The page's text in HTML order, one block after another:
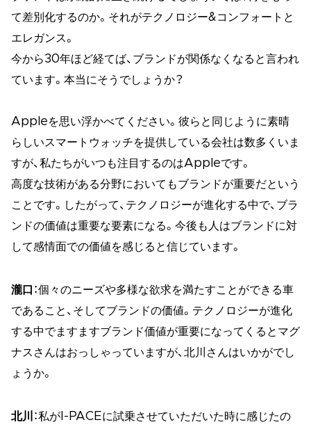
て差別化するのか。それがテクノロジー&コンフォートと
エレガンス。
今から30年ほど経てば、ブランドが関係なくなると言われ
ています。本当にそうでしょうか？
Appleを思い浮かべてください。彼らと同じように素晴
らしいスマートウォッチを提供している会社は数多くいま
すが、私たちがいつも注目するのはAppleです。
高度な技術がある分野においてもブランドが重要だという
ことです。したがって、テクノロジーが進化する中で、ブラ
ンドの価値は重要な要素になる。今後も人はブランドに対
して感情面での価値を感じると信じています。
瀧口 ：個々のニーズや多様な欲求を満たすことができる車
であること、そしてブランドの価値。テクノロジーが進化
する中でますますブランド価値が重要になってくるとマグ
ナスさんはおっしゃっていますが、北川さんはいかがでし
ょうか。
北川
：私がI-PACEに試乗させていただいた時に感じたの